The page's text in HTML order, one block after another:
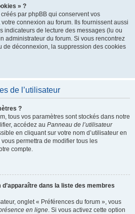
» ?
par phpBB qui conservent vos
connexion au forum. Ils fournissent aussi
indicateurs de lecture des messages (lu ou
administrateur du forum. Si vous rencontrez
de déconnexion, la suppression des cookies
de l’utilisateur
?
tous vos paramètres sont stockés dans notre
accédez au Panneau de l’utilisateur
en cliquant sur votre nom d’utilisateur en
permettra de modifier tous les
compte.
dans la liste des membres
onglet « Préférences du forum », vous
en ligne. Si vous activez cette option